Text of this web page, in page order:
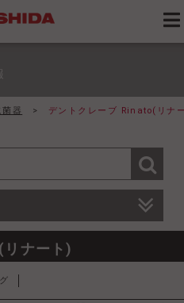
菌器 >
デントクレーブ Rinato(リナ
ナート)